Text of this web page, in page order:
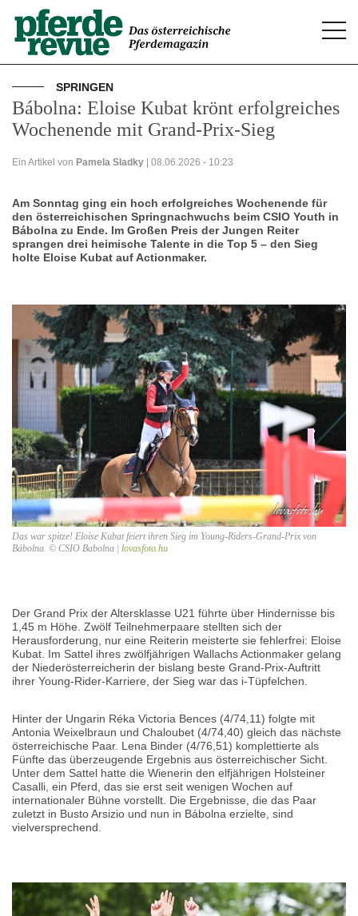
SPRINGEN
Bábolna: Eloise Kubat krönt erfolgreiches
Wochenende mit Grand-Prix-Sieg
Ein Artikel von Pamela Sladky | 08.06.2026 - 10:23
Am Sonntag ging ein hoch erfolgreiches Wochenende für
den österreichischen Springnachwuchs beim CSIO Youth in
Bábolna zu Ende. Im Großen Preis der Jungen Reiter
sprangen drei heimische Talente in die Top 5 – den Sieg
holte Eloise Kubat auf Actionmaker.
Das war spitze! Eloise Kubat feiert ihren Sieg im Young-Riders-Grand-Prix von
Bábolna. © CSIO Babolna | lovasfoto.hu
Der Grand Prix der Altersklasse U21 führte über Hindernisse bis
1,45 m Höhe. Zwölf Teilnehmerpaare stellten sich der
Herausforderung, nur eine Reiterin meisterte sie fehlerfrei: Eloise
Kubat. Im Sattel ihres zwölfjährigen Wallachs Actionmaker gelang
der Niederösterreicherin der bislang beste Grand-Prix-Auftritt
ihrer Young-Rider-Karriere, der Sieg war das i-Tüpfelchen.
Hinter der Ungarin Réka Victoria Bences (4/74,11) folgte mit
Antonia Weixelbraun und Chaloubet (4/74,40) gleich das nächste
österreichische Paar. Lena Binder (4/76,51) komplettierte als
Fünfte das überzeugende Ergebnis aus österreichischer Sicht.
Unter dem Sattel hatte die Wienerin den elfjährigen Holsteiner
Casalli, ein Pferd, das sie erst seit wenigen Wochen auf
internationaler Bühne vorstellt. Die Ergebnisse, die das Paar
zuletzt in Busto Arsizio und nun in Bábolna erzielte, sind
vielversprechend.